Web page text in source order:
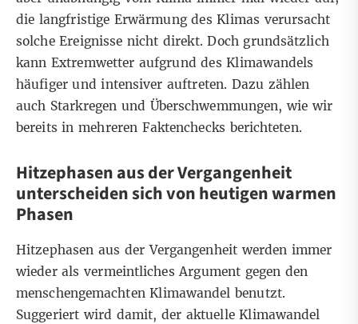
die langfristige Erwärmung des Klimas verursacht
solche Ereignisse nicht direkt. Doch grundsätzlich
kann Extremwetter aufgrund des Klimawandels
häufiger und intensiver auftreten. Dazu zählen
auch Starkregen und Überschwemmungen, wie wir
bereits inmehreren Faktenchecks berichteten.
Hitzephasen aus der Vergangenheit
unterscheiden sich von heutigen warmen
Phasen
Hitzephasen aus der Vergangenheit werden immer
wieder als vermeintliches Argument gegen den
menschengemachten Klimawandel benutzt.
Suggeriert wird damit, der aktuelle Klimawandel